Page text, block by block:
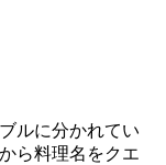
ルに分かれてい
ら料理名をクエ